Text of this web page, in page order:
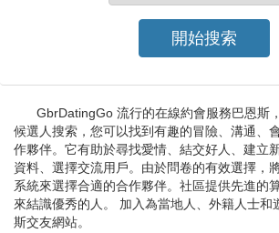
GbrDatingGo 流行的在線約會服務巴恩斯
候選人搜索，您可以找到有趣的冒險、溝通、
作夥伴。它有助於尋找愛情、結交好人、建立
資料、選擇交流用戶。由於問卷的有效選擇，
系統來選擇合適的合作夥伴。社區提供先進的
來結識優秀的人。 加入為當地人、外籍人士和
斯交友網站。